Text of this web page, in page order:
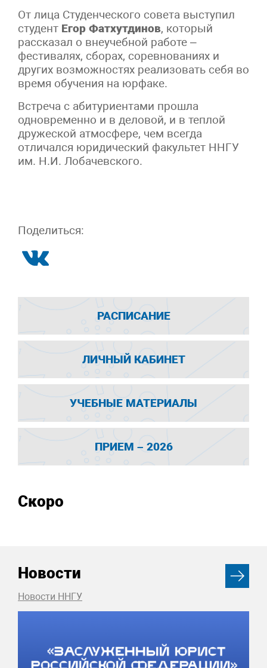
От лица Студенческого совета выступил
студент Егор Фатхутдинов, который
рассказал о внеучебной работе –
фестивалях, сборах, соревнованиях и
других возможностях реализовать себя во
время обучения на юрфаке.
Встреча с абитуриентами прошла
одновременно и в деловой, и в теплой
дружеской атмосфере, чем всегда
отличался юридический факультет ННГУ
им. Н.И. Лобачевского.
Поделиться:
РАСПИСАНИЕ
ЛИЧНЫЙ КАБИНЕТ
УЧЕБНЫЕ МАТЕРИАЛЫ
ПРИЕМ – 2026
Скоро
Новости
Новости ННГУ